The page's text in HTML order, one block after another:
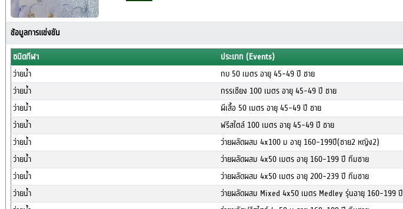
ข้อมูลการแข่งขัน
ชนิดกีฬา
ประเภท (Events)
ว่ายน้ำ
กบ 50 เมตร อายุ 45-49 ปี ชาย
ว่ายน้ำ
กรรเชียง 100 เมตร อายุ 45-49 ปี ชาย
ว่ายน้ำ
ผีเสื้อ 50 เมตร อายุ 45-49 ปี ชาย
ว่ายน้ำ
ฟรีสไตล์ 100 เมตร อายุ 45-49 ปี ชาย
ว่ายน้ำ
ว่ายผลัดผสม 4x100 ม อายุ 160-199ปี(ชาย2 หญิง2)
ว่ายน้ำ
ว่ายผลัดผสม 4x50 เมตร อายุ 160-199 ปี ทีมชาย
ว่ายน้ำ
ว่ายผลัดผสม 4x50 เมตร อายุ 200-239 ปี ทีมชาย
ว่ายน้ำ
ว่ายผลัดผสม Mixed 4x50 เมตร Medley รุ่นอายุ 160-199 ปี